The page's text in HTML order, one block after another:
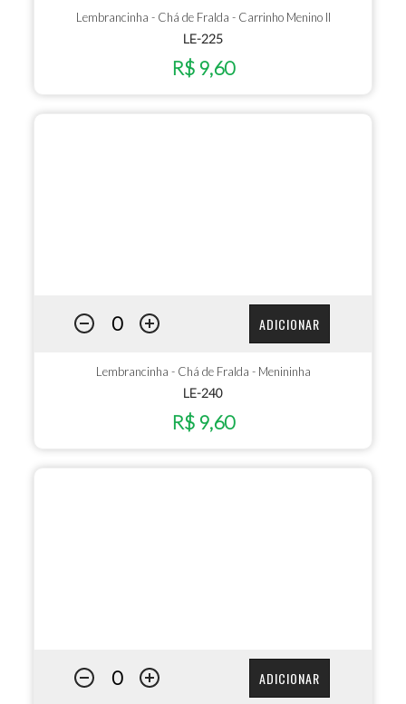
Lembrancinha - Chá de Fralda - Carrinho Menino II
LE-225
R$ 9,60
ADICIONAR
Lembrancinha - Chá de Fralda - Menininha
LE-240
R$ 9,60
ADICIONAR